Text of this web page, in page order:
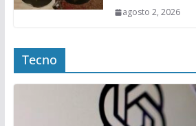
agosto 2, 2026
Tecno